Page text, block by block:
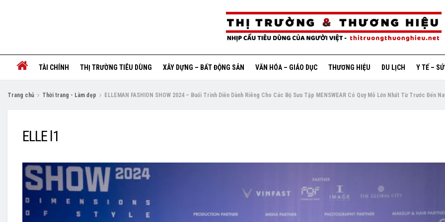
TÀI CHÍNH THỊ TRƯỜNG TIÊU DÙNG XÂY DỰNG – BẤT ĐỘNG SẢN VĂN HÓA – GIÁO DỤC THƯƠNG HIỆU DU LỊCH Y TẾ –
Trang chủ Thời trang - Làm đẹp ELLEMAN FASHION SHOW 2024 – Buổi Trình Diễn Dành Riêng Cho Các Bộ Sưu Tập MENSWEAR Có Quy Mô Lớn Nhất Từ Trước Đến
ELLE l1